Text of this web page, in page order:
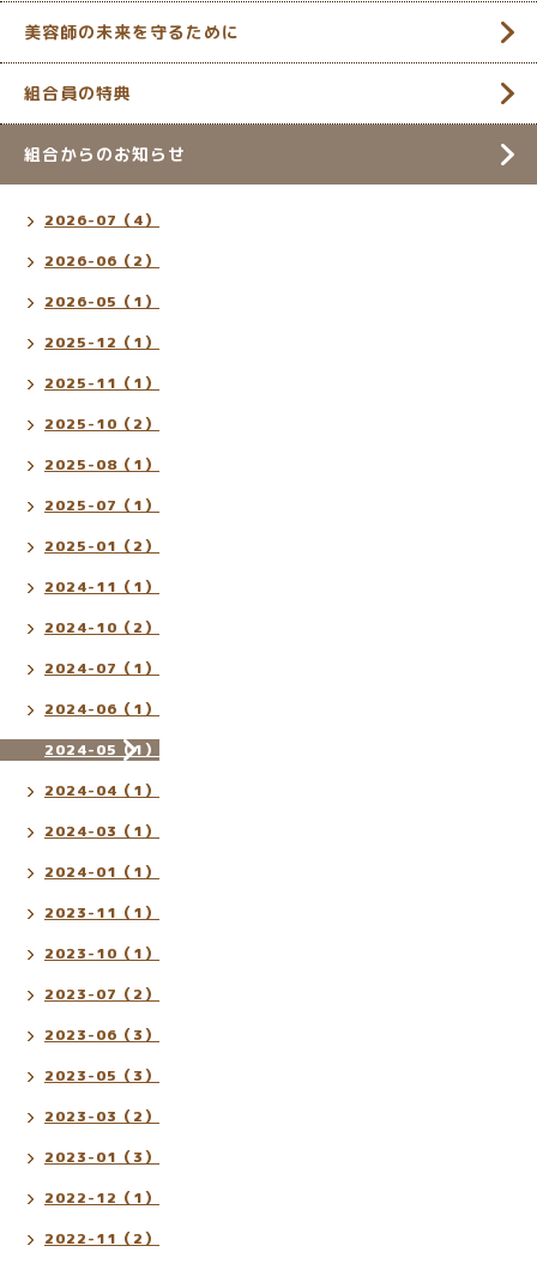
美容師の未来を守るために
組合員の特典
組合からのお知らせ
2026-07（4）
2026-06（2）
2026-05（1）
2025-12（1）
2025-11（1）
2025-10（2）
2025-08（1）
2025-07（1）
2025-01（2）
2024-11（1）
2024-10（2）
2024-07（1）
2024-06（1）
2024-05（1）
2024-04（1）
2024-03（1）
2024-01（1）
2023-11（1）
2023-10（1）
2023-07（2）
2023-06（3）
2023-05（3）
2023-03（2）
2023-01（3）
2022-12（1）
2022-11（2）